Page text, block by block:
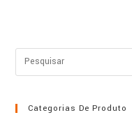
Categorias De Produto